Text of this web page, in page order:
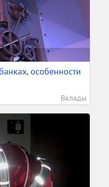
особенности
Вклады